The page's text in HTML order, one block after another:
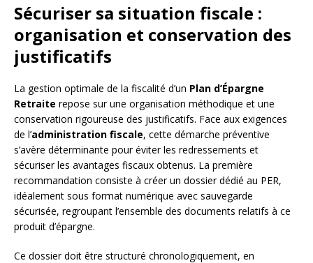
Sécuriser sa situation fiscale :
organisation et conservation des
justificatifs
La gestion optimale de la fiscalité d’un Plan d’Épargne
Retraite repose sur une organisation méthodique et une
conservation rigoureuse des justificatifs. Face aux exigences
de l’administration fiscale, cette démarche préventive
s’avère déterminante pour éviter les redressements et
sécuriser les avantages fiscaux obtenus. La première
recommandation consiste à créer un dossier dédié au PER,
idéalement sous format numérique avec sauvegarde
sécurisée, regroupant l’ensemble des documents relatifs à ce
produit d’épargne.
Ce dossier doit être structuré chronologiquement, en